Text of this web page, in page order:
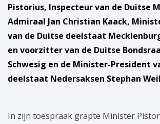
Pistorius, Inspecteur van de Duitse
Admiraal Jan Christian Kaack,
van de Duitse deelstaat
en voorzitter van de Duitse
Schwesig en de Minister-President
deelstaat Nedersaksen Stephan
In zijn toespraak grapte Minister